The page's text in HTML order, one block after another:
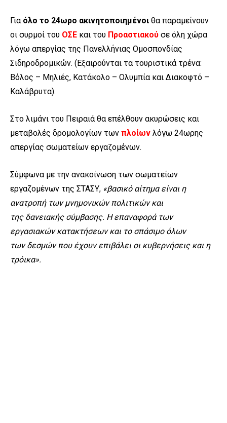
Για όλο το 24ωρο ακινητοποιημένοι θα παραμείνουν
οι συρμοί του ΟΣΕ και του Προαστιακού σε όλη χώρα
λόγω απεργίας της Πανελλήνιας Ομοσπονδίας
Σιδηροδρομικών. (Εξαιρούνται τα τουριστικά τρένα:
Βόλος – Μηλιές, Κατάκολο – Ολυμπία και Διακοφτό –
Καλάβρυτα).
Στο λιμάνι του Πειραιά θα επέλθουν ακυρώσεις και
μεταβολές δρομολογίων των πλοίων λόγω 24ωρης
απεργίας σωματείων εργαζομένων.
Σύμφωνα με την ανακοίνωση των σωματείων
εργαζομένων της ΣΤΑΣΥ, «βασικό αίτημα είναι η
ανατροπή των μνημονικών πολιτικών και
της δανειακής σύμβασης. Η επαναφορά των
εργασιακών κατακτήσεων και το σπάσιμο όλων
των δεσμών που έχουν επιβάλει οι κυβερνήσεις και η
τρόικα».